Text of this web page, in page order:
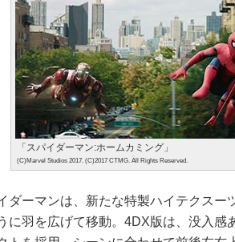
「スパイダーマン:ホームカミング」
(C)Marvel Studios 2017. (C)2017 CTMG. All Rights Reserved.
ーマンは、新たな特製ハイテクスー
に羽を広げて移動。4DX版は、没入感